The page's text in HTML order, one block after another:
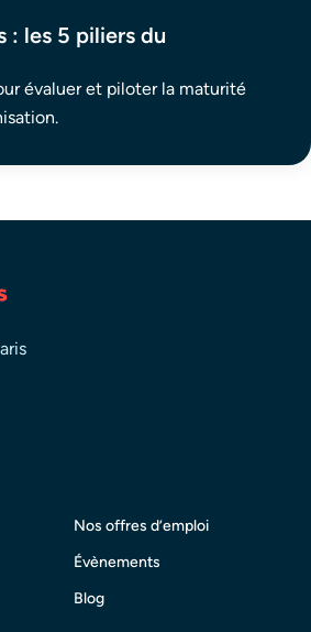
: les 5 piliers du
évaluer et piloter la maturité
Nos offres d’emploi
Évènements
Blog